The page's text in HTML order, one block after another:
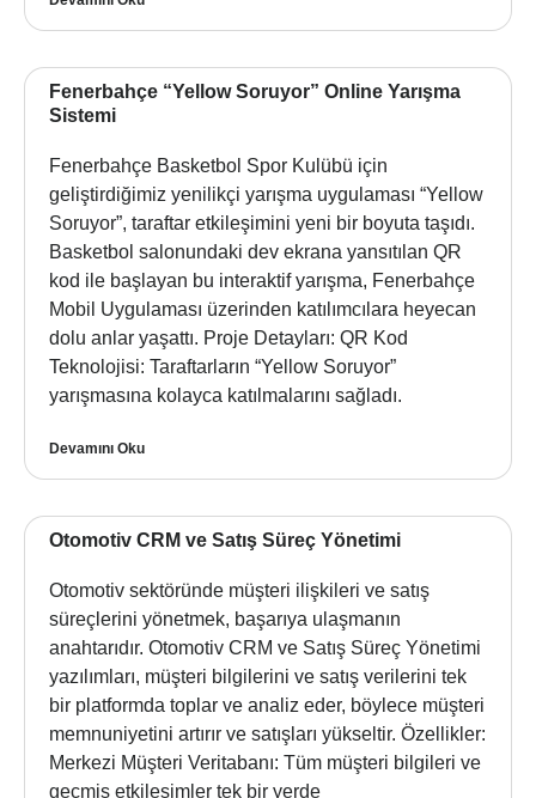
Fenerbahçe “Yellow Soruyor” Online Yarışma
Sistemi
Fenerbahçe Basketbol Spor Kulübü için
geliştirdiğimiz yenilikçi yarışma uygulaması “Yellow
Soruyor”, taraftar etkileşimini yeni bir boyuta taşıdı.
Basketbol salonundaki dev ekrana yansıtılan QR
kod ile başlayan bu interaktif yarışma, Fenerbahçe
Mobil Uygulaması üzerinden katılımcılara heyecan
dolu anlar yaşattı. Proje Detayları: QR Kod
Teknolojisi: Taraftarların “Yellow Soruyor”
yarışmasına kolayca katılmalarını sağladı.
Devamını Oku
Otomotiv CRM ve Satış Süreç Yönetimi
Otomotiv sektöründe müşteri ilişkileri ve satış
süreçlerini yönetmek, başarıya ulaşmanın
anahtarıdır. Otomotiv CRM ve Satış Süreç Yönetimi
yazılımları, müşteri bilgilerini ve satış verilerini tek
bir platformda toplar ve analiz eder, böylece müşteri
memnuniyetini artırır ve satışları yükseltir. Özellikler:
Merkezi Müşteri Veritabanı: Tüm müşteri bilgileri ve
geçmiş etkileşimler tek bir yerde